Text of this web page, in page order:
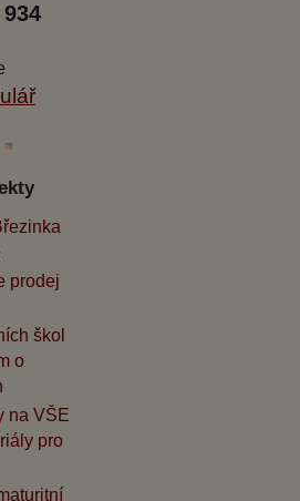
prodej
škol
o
na VŠE
pro